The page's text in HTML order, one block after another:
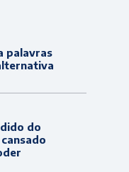
palavras
do